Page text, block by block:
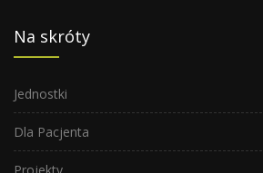
Na skróty
Jednostki
Dla Pacjenta